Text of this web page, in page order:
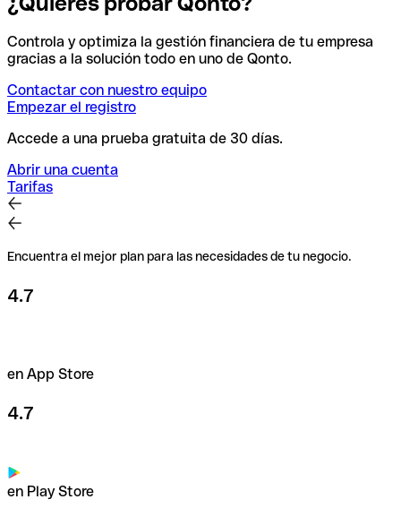
Controla y optimiza la gestión financiera de tu empresa
gracias a la solución todo en uno de Qonto.
Contactar con nuestro equipo
Empezar el registro
Accede a una prueba gratuita de 30 días.
Abrir una cuenta
Tarifas
Encuentra el mejor plan para las necesidades de tu negocio.
4.7
en App Store
4.7
en Play Store